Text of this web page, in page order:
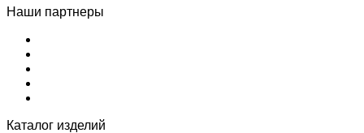
Наши партнеры
Каталог изделий